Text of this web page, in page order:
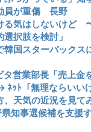
員が重傷 長野
る気はしないけど
択肢を検討」
韓国スターバック
タ営業部長「売上
ｯﾄ「無理ならいい
天気の近況を見て
県知事選候補を支